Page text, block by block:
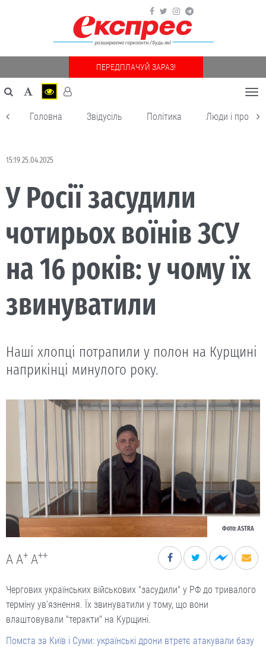
ПЕРЕДПЛАЧУЙ ЗАРАЗ!
Головна Звідусіль Політика Люди і
15:19 25.04.2025
У Росії засудили
чотирьох воїнів ЗСУ
на 16 років: у чому їх
звинуватили
Наші хлопці потрапили у полон на Курщині
наприкінці минулого року.
Фото: ASTRA
A A+ A++
Чергових українських військових "засудили" у РФ до тривалого
терміну ув’язнення. Їх звинуватили у тому, що вони
влаштовували "теракти" на Курщині.
Помста за Київ і Суми: українські дрони втретє атакували базу